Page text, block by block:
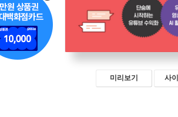
미리보기 사